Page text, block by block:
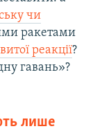
чи
ракетами
реакції?
гавань»?
лише